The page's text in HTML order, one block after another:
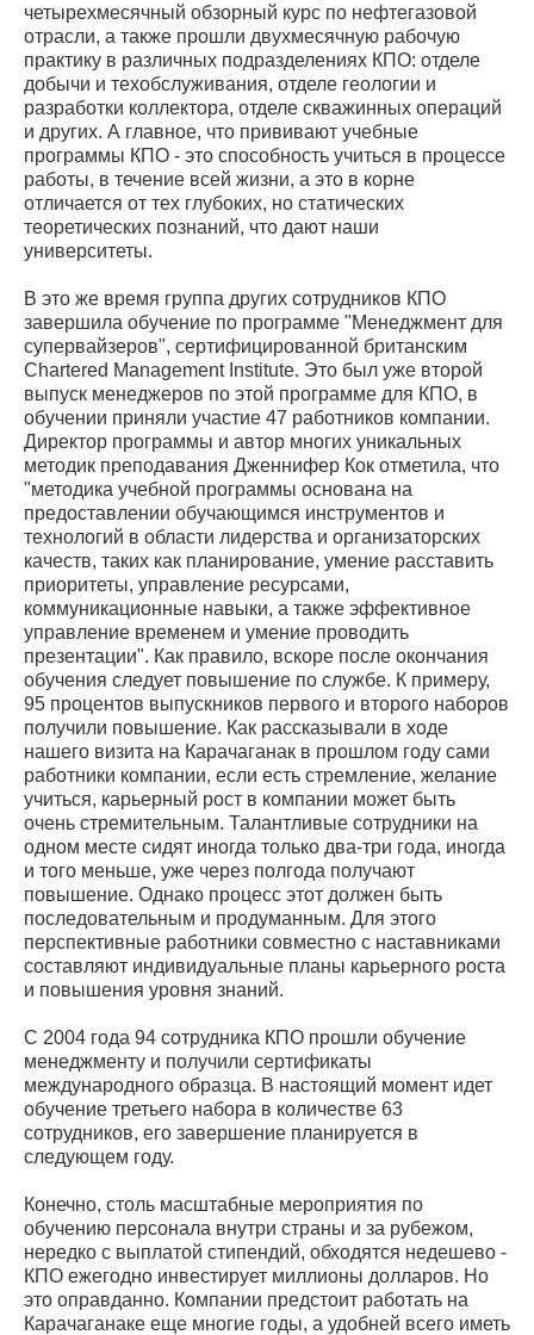
четырехмесячный обзорный курс по нефтегазовой
отрасли, а также прошли двухмесячную рабочую
практику в различных подразделениях КПО: отделе
добычи и техобслуживания, отделе геологии и
разработки коллектора, отделе скважинных операций
и других. А главное, что прививают учебные
программы КПО - это способность учиться в процессе
работы, в течение всей жизни, а это в корне
отличается от тех глубоких, но статических
теоретических познаний, что дают наши
университеты.
В это же время группа других сотрудников КПО
завершила обучение по программе "Менеджмент для
супервайзеров", сертифицированной британским
Chartered Management Institute. Это был уже второй
выпуск менеджеров по этой программе для КПО, в
обучении приняли участие 47 работников компании.
Директор программы и автор многих уникальных
методик преподавания Дженнифер Кок отметила, что
"методика учебной программы основана на
предоставлении обучающимся инструментов и
технологий в области лидерства и организаторских
качеств, таких как планирование, умение расставить
приоритеты, управление ресурсами,
коммуникационные навыки, а также эффективное
управление временем и умение проводить
презентации". Как правило, вскоре после окончания
обучения следует повышение по службе. К примеру,
95 процентов выпускников первого и второго наборов
получили повышение. Как рассказывали в ходе
нашего визита на Карачаганак в прошлом году сами
работники компании, если есть стремление, желание
учиться, карьерный рост в компании может быть
очень стремительным. Талантливые сотрудники на
одном месте сидят иногда только два-три года, иногда
и того меньше, уже через полгода получают
повышение. Однако процесс этот должен быть
последовательным и продуманным. Для этого
перспективные работники совместно с наставниками
составляют индивидуальные планы карьерного роста
и повышения уровня знаний.
С 2004 года 94 сотрудника КПО прошли обучение
менеджменту и получили сертификаты
международного образца. В настоящий момент идет
обучение третьего набора в количестве 63
сотрудников, его завершение планируется в
следующем году.
Конечно, столь масштабные мероприятия по
обучению персонала внутри страны и за рубежом,
нередко с выплатой стипендий, обходятся недешево -
КПО ежегодно инвестирует миллионы долларов. Но
это оправданно. Компании предстоит работать на
Карачаганаке еще многие годы, а удобней всего иметь